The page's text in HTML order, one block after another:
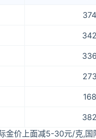
374
342
336
273
168
382
金价上面减5-30元/克,国